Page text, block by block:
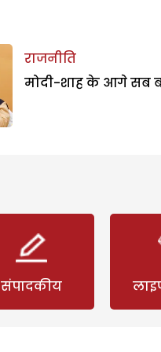
राजनीति
मोदी-शाह के आगे सब
संपादकीय